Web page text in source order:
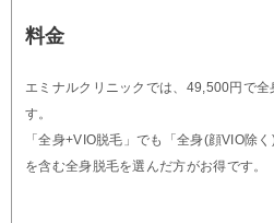
料金
エミナルクリニックでは、49,500円で
す。
「全身+VIO脱毛」でも「全身(顔VIO除
を含む全身脱毛を選んだ方がお得です。